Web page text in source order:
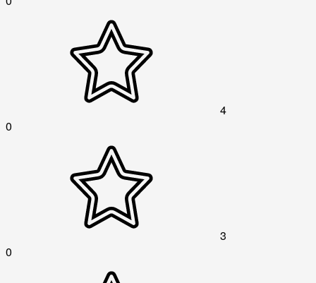
4
0
3
0